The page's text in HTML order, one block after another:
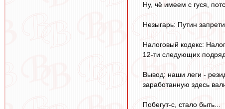
Ну, чё имеем с гуся,
Незыгарь: Путин
Налоговый кодекс:
12-ти следующих
Вывод: наши леги -
заработанную здесь
Побегут-с, стало быть...